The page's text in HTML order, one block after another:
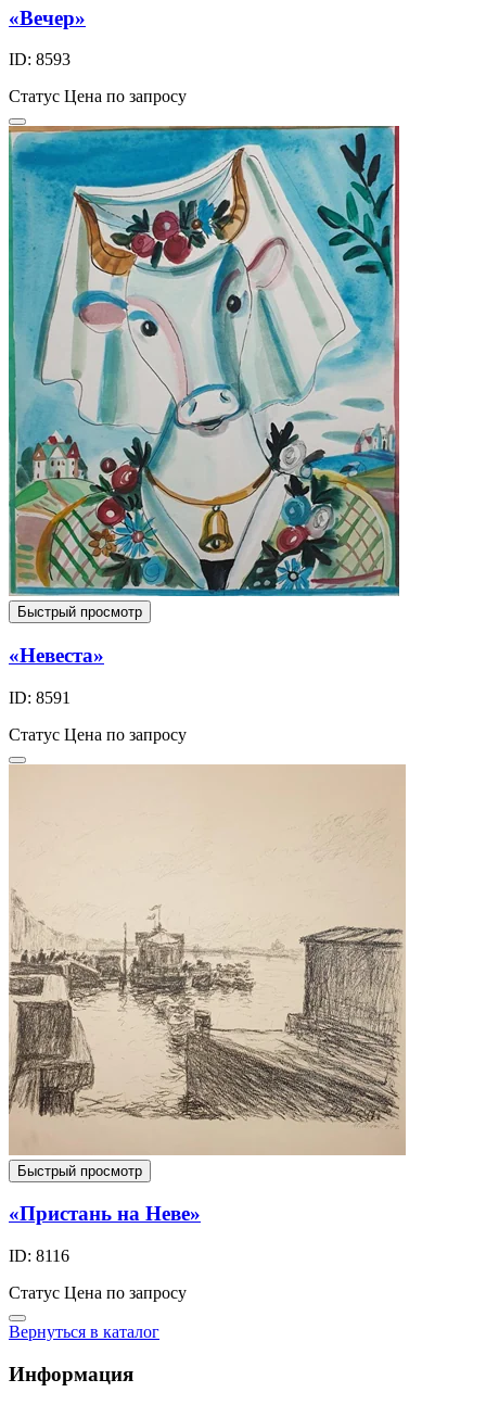
«Вечер»
ID: 8593
Статус Цена по запросу
Быстрый просмотр
«Невеста»
ID: 8591
Статус Цена по запросу
Быстрый просмотр
«Пристань на Неве»
ID: 8116
Статус Цена по запросу
Вернуться в каталог
Информация